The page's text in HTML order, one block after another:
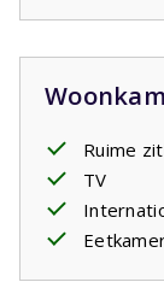
er een tweede
De combinatie
ligging vlak bij
voor een
Ruime
TV